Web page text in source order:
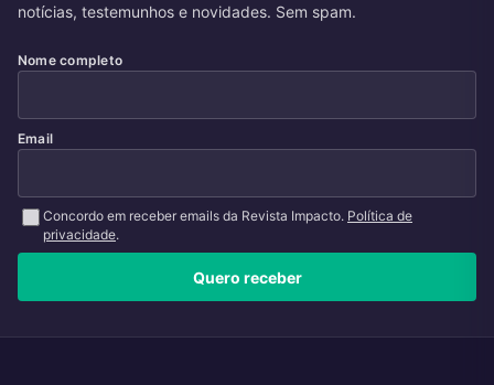
notícias, testemunhos e novidades. Sem spam.
Nome completo
Email
Concordo em receber emails da Revista Impacto. Política de
privacidade.
Quero receber